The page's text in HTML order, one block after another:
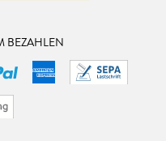
BEZAHLEN